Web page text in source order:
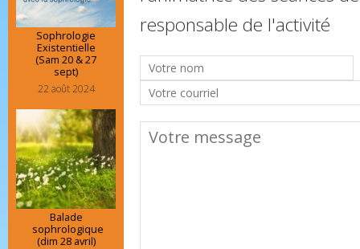
responsable de l'activité
Sophrologie
Existentielle
(Sam 20 & 27
sept)
22 août 2024
Balade
sophrologique
(dim 28 avril)